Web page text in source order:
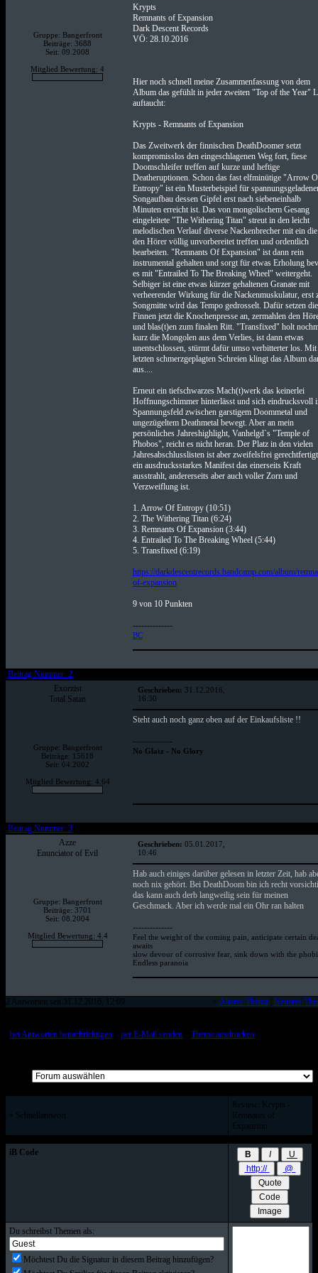
Gruppe: Bangerfront
Beiträge: 3688
Seit: 09.2008
Mitglied Bewertung: 4
Krypts
Remnants of Expansion
Dark Descent Records
VÖ: 28.10.2016
Hier noch schnell meine Zusammenfassung von dem
Album das gefühlt in jeder zweiten "Top of the Year"
auftaucht:
Krypts - Remnants of Expansion
Das Zweitwerk der finnischen DeathDoomer setzt
kompromisslos den eingeschlagenen Weg fort, fiese
Doomschleifer treffen auf kurze und heftige
Deatheruptionen. Schon das fast elfminütige "Arrow
Entropy" ist ein Musterbeispiel für
Songaufbau dessen Gipfel erst nach siebeneinhalb
Minuten erreicht ist. Das von mongolischem Gesang
eingeleitete "The Withering Titan" streut in den leicht
melodischen Verlauf diverse Nackenbrecher mit ein die
den Hörer völlig unvorbereitet treffen und ordentlich
bearbeiten. "Remnants Of Expansion" ist dann rein
instrumental gehalten und sorgt für etwas Erholung
es mit "Entrailed To The Breaking Wheel" weitergeht.
Selbiger ist eine etwas kürzer gehaltenen Granate mit
verheerender Wirkung für die Nackenmuskulatur, erst
Songmitte wird das Tempo gedrosselt. Dafür setzen die
Finnen jetzt die Knochenpresse an, zermahlen den
und blas(t)en zum finalen Ritt. "Transfixed" holt
kurz die Mongolen aus dem Verlies, ist dann etwas
unentschlossen, stürmt dafür umso verbitterter los. Mit
letzten schmerzgeplagten Schreien klingt das Album
aus....
Erneut ein tiefschwarzes Mach(t)werk das keinerlei
Hoffnungschimmer hinterlässt und sich eindrucksvoll
Spannungsfeld zwischen garstigem Doommetal und
ungezügeltem Deathmetal bewegt. Aber an mein
persönliches Jahreshighlight, Vanhelgd`s "Temple of
Phobos", reicht es nicht heran. Der Platz in den vielen
Jahresabschlusslisten ist aber zweifelsfrei
ein ausdrucksstarkes Manifest das einerseits Kraft
ausstrahlt, andererseits aber auch voller Zorn und
Verzweiflung ist.
1. Arrow Of Entropy (10:51)
2. The Withering Titan (6:24)
3. Remnants Of Expansion (3:44)
4. Entrailed To The Breaking Wheel (5:44)
5. Transfixed (6:19)
https://darkdescentrecords.bandcamp.com/album/
of-expansion
9 von 10 Punkten
--------------
BC
Beitrag Nummer: 2
Exorzist
Total Satan
Gruppe: Bangerfront
Beiträge: 15618
Seit: 04.2002
Mitglied Bewertung: 4.64
Geschrieben: 31.12.2016,
16:30
Steht auch noch ganz oben auf der Einkaufsliste !!
--------------
No Glatz - No Glory
Beitrag Nummer: 3
Azze
Enunciator of Evil
Gruppe: Bangerfront
Beiträge: 3701
Seit: 08.2004
Mitglied Bewertung: 4.4
Geschrieben: 05.01.2017,
10:46
Hab auch einiges darüber gelesen in letzter Zeit, hab
noch nix gehört. Bei DeathDoom bin ich recht
das kann auch derb langweilig sein für meinen
Geschmack. Aber ich werde mal ein Ohr ran halten
--------------
Feel the weight of the coming pain, anticipate certain
awaits
slow devour of corrosive fear, sink down with the
Endless paranoia
2 Antworten seit 31.12.2016, 12:09 Älteres Thema| Neueres
bei Antworten benachrichtigen:: per E-Mail senden:: Thema ausdrucken]
» Schnellantwort
Review: Krypts -
Remnants of
Expansion
iB Code
Du schreibst Themen als:
Möchtest Du die Signatur in diesem Beitrag hinzufügen?